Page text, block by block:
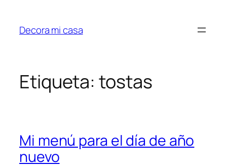
contenido
Decora mi casa
Etiqueta: tostas
Mi menú para el día de año
nuevo